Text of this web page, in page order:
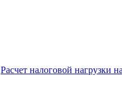
Расчет налоговой нагрузки